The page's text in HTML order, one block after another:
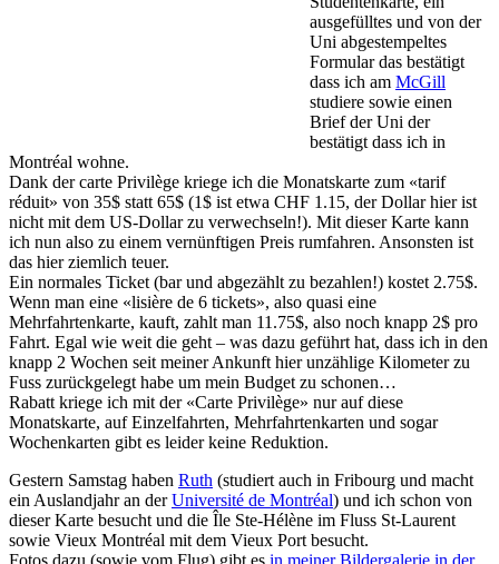
ausgefülltes und von der
Uni abgestempeltes
Formular das bestätigt
dass ich am McGill
studiere sowie einen
Brief der Uni der
bestätigt dass ich in
Montréal wohne.
Dank der carte Privilège kriege ich die Monatskarte zum «tarif
réduit» von 35$ statt 65$ (1$ ist etwa CHF 1.15, der Dollar hier ist
nicht mit dem US-Dollar zu verwechseln!). Mit dieser Karte kann
ich nun also zu einem vernünftigen Preis rumfahren. Ansonsten ist
das hier ziemlich teuer.
Ein normales Ticket (bar und abgezählt zu bezahlen!) kostet 2.75$.
Wenn man eine «lisière de 6 tickets», also quasi eine
Mehrfahrtenkarte, kauft, zahlt man 11.75$, also noch knapp 2$ pro
Fahrt. Egal wie weit die geht – was dazu geführt hat, dass ich in den
knapp 2 Wochen seit meiner Ankunft hier unzählige Kilometer zu
Fuss zurückgelegt habe um mein Budget zu schonen…
Rabatt kriege ich mit der «Carte Privilège» nur auf diese
Monatskarte, auf Einzelfahrten, Mehrfahrtenkarten und sogar
Wochenkarten gibt es leider keine Reduktion.
Gestern Samstag haben Ruth (studiert auch in Fribourg und macht
ein Auslandjahr an derUniversité de Montréal) und ich schon von
dieser Karte besucht und die Île Ste-Hélène im Fluss St-Laurent
sowie Vieux Montréal mit dem Vieux Port besucht.
Fotos dazu (sowie vom Flug) gibt es in meiner Bildergalerie in der